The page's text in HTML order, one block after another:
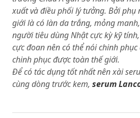
xuất và điều phối lý tưởng. Bởi phụ
giới là có làn da trắng, mỏng
người tiêu dùng Nhật cực kỳ kỹ
cực đoan nên có thể nói chinh
chinh phục được toàn thế giới.
Để có tác dụng tốt nhất nên xài
cùng dòng trước kem, serum